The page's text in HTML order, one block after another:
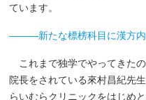
ています。
―――新たな標榜科目に漢方内
これまで独学でやってきた
院長をされている來村昌紀先
らいむらクリニックをはじめ